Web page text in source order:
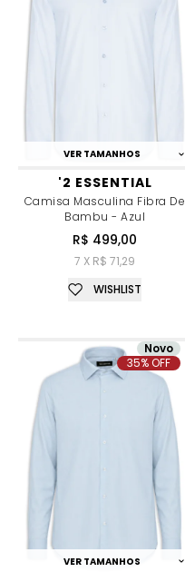
VER TAMANHOS
'2 ESSENTIAL
Camisa Masculina Fibra De
Bambu - Azul
R$ 499,00
7 X R$ 71,29
WISHLIST
VER TAMANHOS
Novo
35% OFF